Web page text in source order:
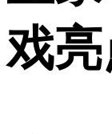
戏亮